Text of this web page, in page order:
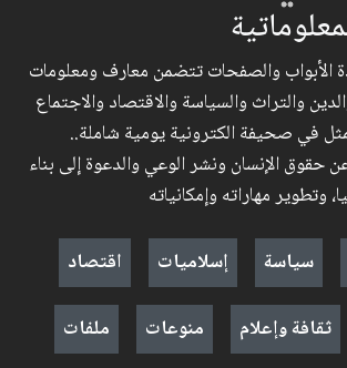
الأبواب والصفحات تتضمن معارف ومعلومات
والتراث والسياسة والاقتصاد والاجتماع
في صحيفة الكترونية يومية شاملة..
حقوق الإنسان ونشر الوعي والدعوة إلى بناء
وتطوير مهاراته وإمكانياته
سياسة إسلاميات
اقتصاد
ثقافة وإعلام منوعات ملفات